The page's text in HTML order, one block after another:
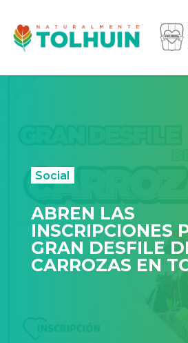
Social
ABREN LAS
INSCRIPCIONES
GRAN DESFILE
CARROZAS EN